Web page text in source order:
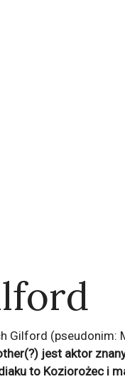
Gilford (pseudonim:
jest aktor
to Koziorożeci